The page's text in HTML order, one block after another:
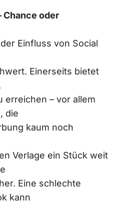
Chance oder
Einfluss von Social
Einerseits bietet
erreichen – vor allem
die
kaum noch
Verlage ein Stück weit
Eine schlechte
kann